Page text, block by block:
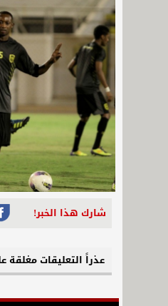
شارك هذا الخبر!
عذراً التعليقات مغلقة